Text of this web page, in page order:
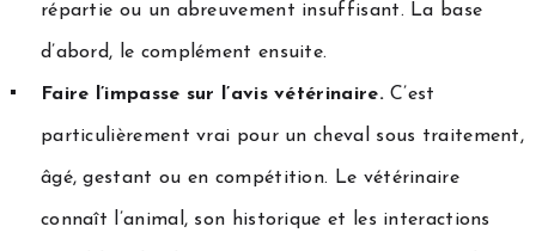
répartie ou un abreuvement insuffisant. La base
d’abord, le complément ensuite.
Faire l’impasse sur l’avis vétérinaire.C’est
particulièrement vrai pour un cheval sous traitement,
âgé, gestant ou en compétition. Le vétérinaire
connaît l’animal, son historique et les interactions